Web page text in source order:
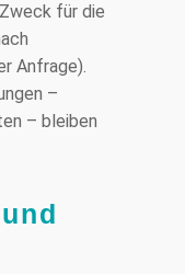
für die
Anfrage).
–
– bleiben